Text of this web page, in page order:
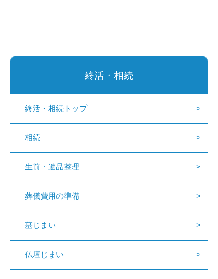
終活・相続
終活・相続トップ
相続
生前・遺品整理
葬儀費用の準備
墓じまい
仏壇じまい